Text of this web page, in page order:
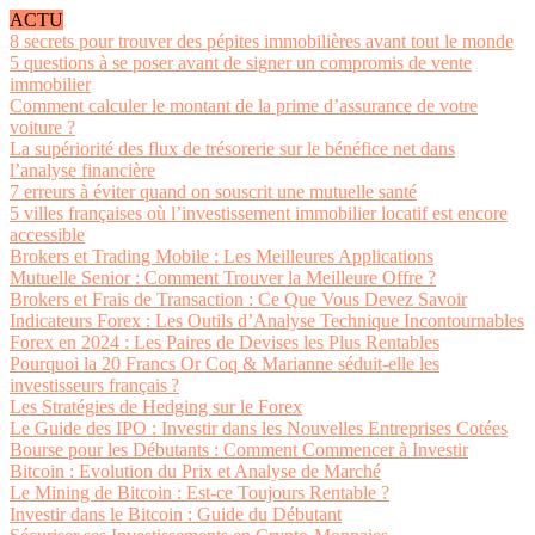
ACTU
8 secrets pour trouver des pépites immobilières avant tout le monde
5 questions à se poser avant de signer un compromis de vente
immobilier
Comment calculer le montant de la prime d’assurance de votre
voiture ?
La supériorité des flux de trésorerie sur le bénéfice net dans
l’analyse financière
7 erreurs à éviter quand on souscrit une mutuelle santé
5 villes françaises où l’investissement immobilier locatif est encore
accessible
Brokers et Trading Mobile : Les Meilleures Applications
Mutuelle Senior : Comment Trouver la Meilleure Offre ?
Brokers et Frais de Transaction : Ce Que Vous Devez Savoir
Indicateurs Forex : Les Outils d’Analyse Technique Incontournables
Forex en 2024 : Les Paires de Devises les Plus Rentables
Pourquoi la 20 Francs Or Coq & Marianne séduit-elle les
investisseurs français ?
Les Stratégies de Hedging sur le Forex
Le Guide des IPO : Investir dans les Nouvelles Entreprises Cotées
Bourse pour les Débutants : Comment Commencer à Investir
Bitcoin : Evolution du Prix et Analyse de Marché
Le Mining de Bitcoin : Est-ce Toujours Rentable ?
Investir dans le Bitcoin : Guide du Débutant